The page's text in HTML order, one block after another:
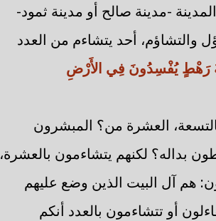
-مدينة صالح أو مدينة ثمود-
والتشاؤم، أحد يتشاءم من العدد
رَهْطٍ يُفْسِدُونَ فِي الأَرْضِ
العشرة من؟ المبشرون
بداله؟ لكنهم يتشاءمون بالعشرة،
هم آل البيت الذين وضع عليهم
أو تتشاءمون بالعدد أنكم